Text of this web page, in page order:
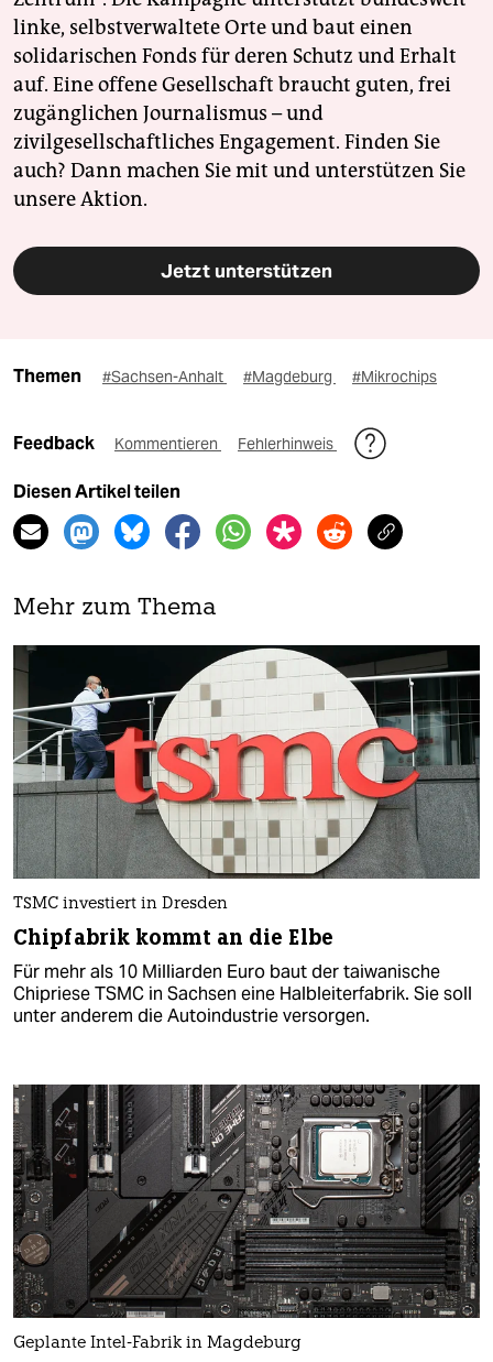
linke, selbstverwaltete Orte und baut einen
solidarischen Fonds für deren Schutz und Erhalt
auf. Eine offene Gesellschaft braucht guten, frei
zugänglichen Journalismus – und
zivilgesellschaftliches Engagement. Finden Sie
auch? Dann machen Sie mit und unterstützen Sie
unsere Aktion.
Jetzt unterstützen
Themen #Sachsen-Anhalt #Magdeburg #Mikrochips
Feedback Kommentieren Fehlerhinweis
Diesen Artikel teilen
Mehr zum Thema
TSMC investiert in Dresden
Chipfabrik kommt an die Elbe
Für mehr als 10 Milliarden Euro baut der taiwanische
Chipriese TSMC in Sachsen eine Halbleiterfabrik. Sie soll
unter anderem die Autoindustrie versorgen.
Geplante Intel-Fabrik in Magdeburg